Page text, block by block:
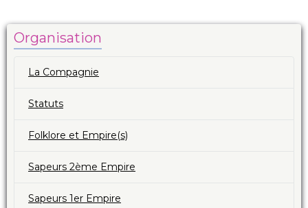
Organisation
La Compagnie
Statuts
Folklore et Empire(s)
Sapeurs 2ème Empire
Sapeurs 1er Empire